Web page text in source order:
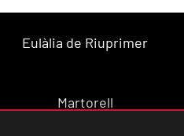
Eulàlia de Riuprimer
Martorell